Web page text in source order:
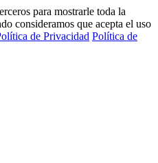
para mostrarle toda la
consideramos que acepta el uso
de Privacidad Política de